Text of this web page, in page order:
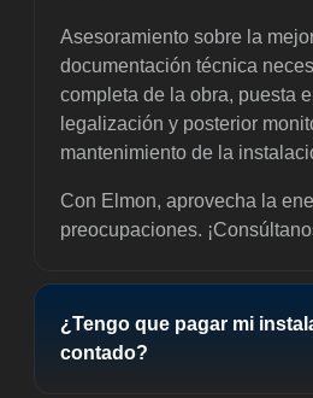
Asesoramiento sobre la
documentación técnica
completa de la obra, puesta
legalización y posterior
mantenimiento de la
Con Elmon, aprovecha la
preocupaciones.
¿Tengo que pagar mi
contado?